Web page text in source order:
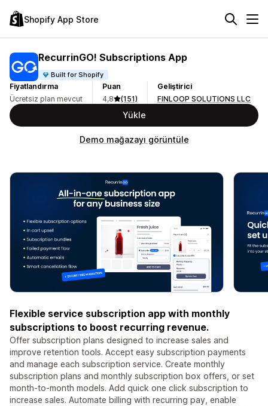
Shopify App Store
RecurrinGO! Subscriptions App
Built for Shopify
Fiyatlandırma
Ücretsiz plan mevcut
Puan
4,8
(151)
Geliştirici
FINLOOP SOLUTIONS LLC
Yükle
Demo mağazayı görüntüle
Flexible service subscription app with monthly
subscriptions to boost recurring revenue.
Offer subscription plans designed to increase sales and
improve retention tools. Accept easy subscription payments
and manage each subscription service. Create monthly
subscription plans and monthly subscription box offers, or set
month-to-month models. Add quick one click subscription to
increase sales. Automate billing with recurring pay, enable